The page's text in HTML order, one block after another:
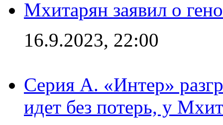
Мхитарян заявил о
16.9.2023, 22:00
Серия А. «Интер»
идет без потерь, у